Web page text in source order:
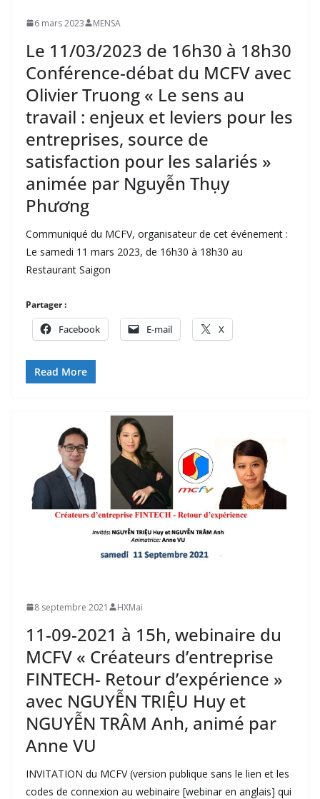
6 mars 2023 MENSA
Le 11/03/2023 de 16h30 à 18h30
Conférence-débat du MCFV avec
Olivier Truong « Le sens au
travail : enjeux et leviers pour les
entreprises, source de
satisfaction pour les salariés »
animée par Nguyễn Thụy
Phương
Communiqué du MCFV, organisateur de cet événement :
Le samedi 11 mars 2023, de 16h30 à 18h30 au
Restaurant Saigon
Partager :
Facebook E-mail X
Read More
8 septembre 2021 HXMai
11-09-2021 à 15h, webinaire du
MCFV « Créateurs d’entreprise
FINTECH- Retour d’expérience »
avec NGUYỄN TRIỆU Huy et
NGUYỄN TRÂM Anh, animé par
Anne VU
INVITATION du MCFV (version publique sans le lien et les
codes de connexion au webinaire [webinar en anglais] qui